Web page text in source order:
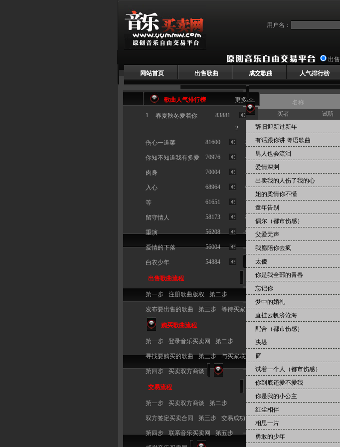
用户名：
出售
网站首页
出售歌曲 成交歌曲 人气排行榜
歌曲人气排行榜 更多>>
1 春夏秋冬爱着你
83881
2
伤心一道菜 81600 3
你知不知道我有多爱 70976 4
肉身 70004 5
入心 68964 6
等 61651 7
留守情人 58173 8
重演 56208 9
爱情的下落 56004 10
白衣少年 54884
出售歌曲流程
第一步 注册歌曲版权 第二步
发布要出售的歌曲 第三步 等待买家
购买歌曲流程
第一步 登录音乐买卖网 第二步
寻找要购买的歌曲 第三步 与买家联系
第四步 买卖双方商谈
交易流程
第一步 买卖双方商谈 第二步
双方签定买卖合同 第三步 交易成功
第四步 联系音乐买卖网 第五步
首页 > 已售歌曲按人气排序
名称
买者
试听
辞旧迎新过新年
有话跟你讲 粤语歌曲
男人也会流泪
爱情深渊
出卖我的人伤了我的心
姐的柔情你不懂
童年告别
偶尔（都市伤感）
父爱无声
我愿陪你去疯
太傻
你是我全部的青春
忘记你
梦中的婚礼
直挂云帆济沧海
配合（都市伤感）
决堤
窗
试着一个人（都市伤感）
你到底还爱不爱我
你是我的小公主
红尘相伴
相思一片
勇敢的少年